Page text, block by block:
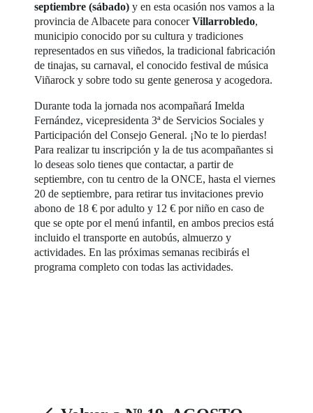
septiembre (sábado)y en esta ocasión nos vamos a la
provincia de Albacete para conocerVillarrobledo,
municipio conocido por su cultura y tradiciones
representados en sus viñedos, la tradicional fabricación
de tinajas, su carnaval, el conocido festival de música
Viñarock y sobre todo su gente generosa y acogedora.
Durante toda la jornada nos acompañará Imelda
Fernández, vicepresidenta 3ª de Servicios Sociales y
Participación del Consejo General. ¡No te lo pierdas!
Para realizar tu inscripción y la de tus acompañantes si
lo deseas solo tienes que contactar, a partir de
septiembre, con tu centro de la ONCE, hasta el viernes
20 de septiembre, para retirar tus invitaciones previo
abono de 18 € por adulto y 12 € por niño en caso de
que se opte por el menú infantil, en ambos precios está
incluido el transporte en autobús, almuerzo y
actividades. En las próximas semanas recibirás el
programa completo con todas las actividades.